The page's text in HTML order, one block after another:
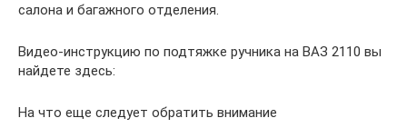
салона и багажного отделения.
Видео-инструкцию по подтяжке ручника на ВАЗ 2110 вы
найдете здесь:
На что еще следует обратить внимание